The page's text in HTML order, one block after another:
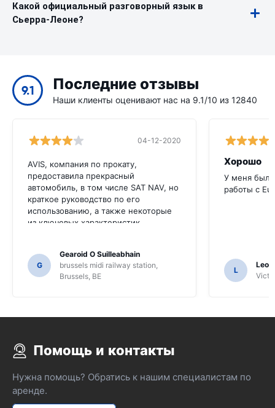
Какой официальный разговорный язык в
Сьерра-Леоне?
9.1 Последние отзывы
Наши клиенты оценивают нас на 9.1/10 из 12840
04-12-2020
AVIS, компания по прокату,
предоставила прекрасный
автомобиль, в том числе SAT NAV, но
краткое руководство по его
использованию, а также некоторые
из ключевых характеристик
клиента. Мы должны были попросить
нескольких местных жителей для
руководства, и только для этого мы,
G
Gearoid O Suilleabhain
brussels midi railway station,
Brussels, BE
Хорошо
У меня был
работы с
L
Помощь и контакты
Нужна помощь? Обратись к нашим специалистам по
аренде.